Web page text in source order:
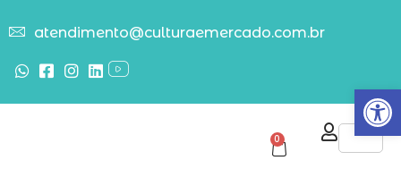
Abrir
atendimento@culturaemercado.com.br
0